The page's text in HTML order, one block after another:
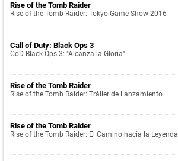
Rise of the Tomb Raider
Rise of the Tomb Raider: Tokyo Game Show 2016
Call of Duty: Black Ops 3
CoD Black Ops 3: "Alcanza la Gloria"
Rise of the Tomb Raider
Rise of the Tomb Raider: Tráiler de Lanzamiento
Rise of the Tomb Raider
Rise of the Tomb Raider: El Camino hacia la Leyenda